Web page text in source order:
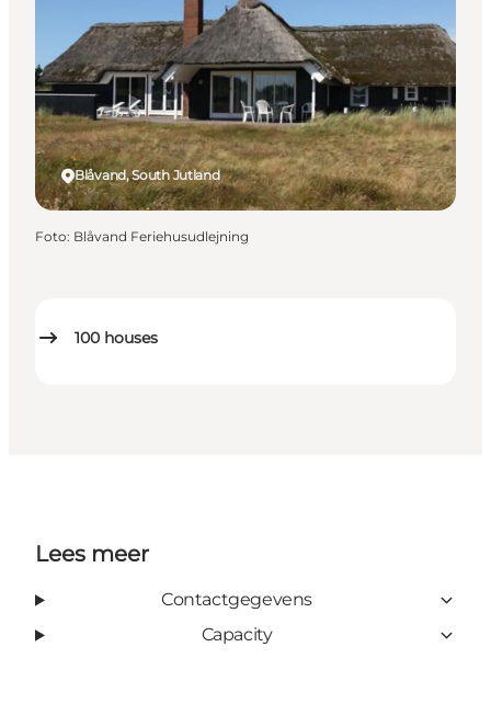
100 houses
Blåvand, South Jutland
Foto: Blåvand Feriehusudlejning
Lees meer
Contactgegevens
Capacity